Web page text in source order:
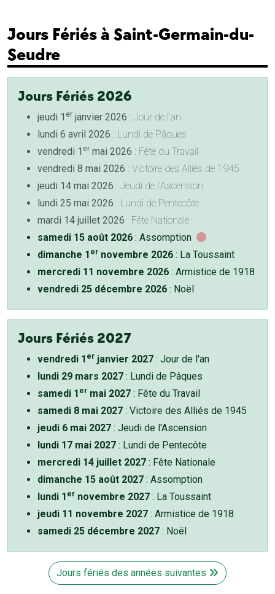
Jours Fériés à Saint-Germain-du-
Seudre
Jours Fériés 2026
jeudi 1 er janvier 2026 : Jour de l'an
lundi 6 avril 2026 : Lundi de Pâques
vendredi 1 er mai 2026 : Fête du Travail
vendredi 8 mai 2026 : Victoire des Alliés de 1945
jeudi 14 mai 2026 : Jeudi de l'Ascension
lundi 25 mai 2026 : Lundi de Pentecôte
mardi 14 juillet 2026 : Fête Nationale
samedi 15 août 2026 : Assomption
dimanche 1 er novembre 2026 : La Toussaint
mercredi 11 novembre 2026 : Armistice de 1918
vendredi 25 décembre 2026 : Noël
Jours Fériés 2027
vendredi 1 er janvier 2027 : Jour de l'an
lundi 29 mars 2027 : Lundi de Pâques
samedi 1 er mai 2027 : Fête du Travail
samedi 8 mai 2027 : Victoire des Alliés de 1945
jeudi 6 mai 2027 : Jeudi de l'Ascension
lundi 17 mai 2027 : Lundi de Pentecôte
mercredi 14 juillet 2027 : Fête Nationale
dimanche 15 août 2027 : Assomption
lundi 1 er novembre 2027 : La Toussaint
jeudi 11 novembre 2027 : Armistice de 1918
samedi 25 décembre 2027 : Noël
Jours fériés des années suivantes